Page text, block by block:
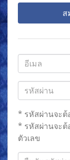
ส
* รหัสผ่านจะต้
* รหัสผ่านจะ
ตัวเลข